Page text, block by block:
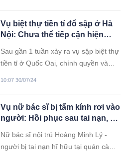
Vụ biệt thự tiền tỉ đổ sập ở Hà
Nội: Chưa thể tiếp cận hiện
tìm thấy di ảnh bố
Sau gần 1 tuần xảy ra vụ sập biệt thự
tiền tỉ ở Quốc Oai, chính quyền và
10:07 30/07/24
Vụ nữ bác sĩ bị tấm kính rơi vào
người: Hồi phục sau tai nạn, sẽ
Nữ bác sĩ nội trú Hoàng Minh Lý -
người bị tai nạn hĩ hữu tại quán cà